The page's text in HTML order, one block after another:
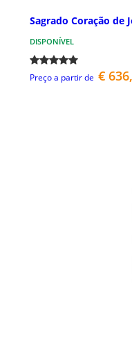
Sagrado Coração de
DISPONÍVEL
Preço a partir de €